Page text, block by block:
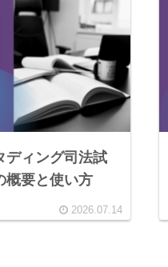
ディング司法試
概要と使い方
2026.07.14